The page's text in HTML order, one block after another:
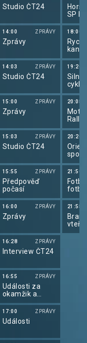
Studio ČT24
14:00 ZPRÁVY
Zprávy
14:03 ZPRÁVY
Studio ČT24
15:00 ZPRÁVY
Zprávy
15:03 ZPRÁVY
Studio ČT24
15:55 ZPRÁVY
Předpověď
počasí
16:00 ZPRÁVY
Zprávy
16:28 ZPRÁVY
Interview ČT24
16:55 ZPRÁVY
Události za
okamžik a
počasí
17:00 ZPRÁVY
Události
SP
kol
18:00
v
2026
19:20
de
20:05
Rally
20:20
běhu
21:50
2026
21:55